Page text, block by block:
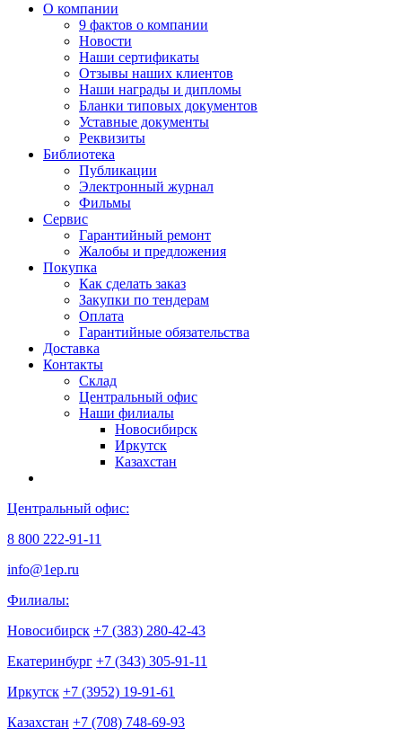
О компании
9 фактов о компании
Новости
Наши сертификаты
Отзывы наших клиентов
Наши награды и дипломы
Бланки типовых документов
Уставные документы
Реквизиты
Библиотека
Публикации
Электронный журнал
Фильмы
Сервис
Гарантийный ремонт
Жалобы и предложения
Покупка
Как сделать заказ
Закупки по тендерам
Оплата
Гарантийные обязательства
Доставка
Контакты
Склад
Центральный офис
Наши филиалы
Новосибирск
Иркутск
Казахстан
Центральный офис:
8 800 222-91-11
info@1ep.ru
Филиалы:
Новосибирск +7 (383) 280-42-43
Екатеринбург +7 (343) 305-91-11
Иркутск +7 (3952) 19-91-61
Казахстан +7 (708) 748-69-93